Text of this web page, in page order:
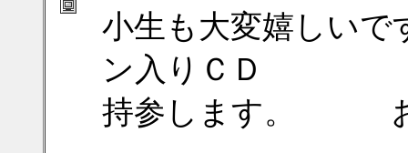
小生も大変嬉しいで
ン入りＣＤ
持参します。 お